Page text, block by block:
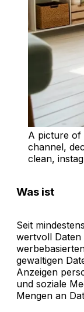
A picture of
channel,
clean,
Was ist
Seit
wertvoll Daten
gewaltigen
Anzeigen
und soziale
Mengen an